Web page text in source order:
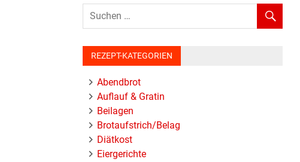
REZEPT-KATEGORIEN
Abendbrot
Auflauf & Gratin
Beilagen
Brotaufstrich/Belag
Diätkost
Eiergerichte